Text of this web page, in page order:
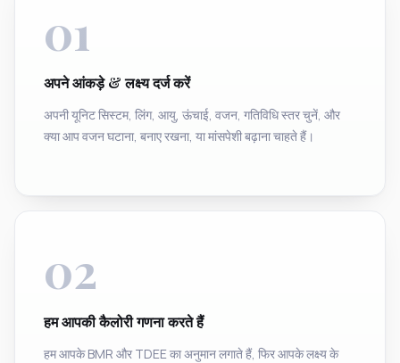
01
अपने आंकड़े & लक्ष्य दर्ज करें
अपनी यूनिट सिस्टम, लिंग, आयु, ऊंचाई, वजन, गतिविधि स्तर चुनें, और
क्या आप वजन घटाना, बनाए रखना, या मांसपेशी बढ़ाना चाहते हैं।
02
हम आपकी कैलोरी गणना करते हैं
हम आपके BMR और TDEE का अनुमान लगाते हैं, फिर आपके लक्ष्य के